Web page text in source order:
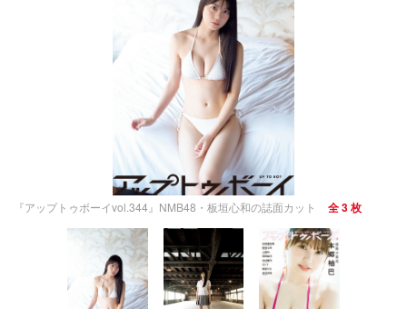
『アップトゥボーイvol.344』NMB48・板垣心和の誌面カット 全 3 枚